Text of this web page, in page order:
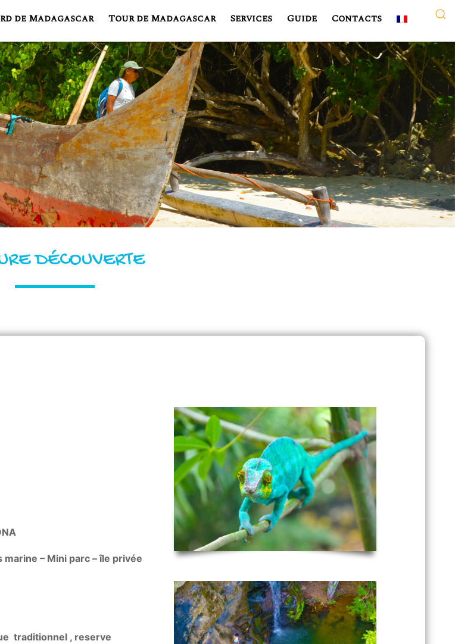
de Madagascar Tour de Madagascar Services Guide Contacts
DÉCOUVERTE
– Mini parc – île privée
traditionnel , reserve